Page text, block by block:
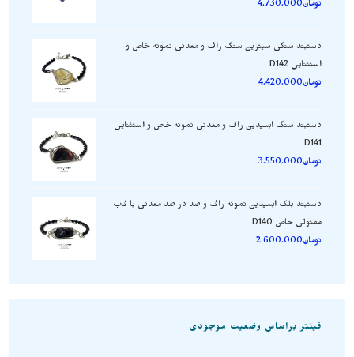
تومان4.730.000
دستبند سنگی سیترین سنگ راف و معدنی نمونه خاص و
استثنایی D142
تومان4.420.000
دستبند سنگ ابسیدین راف و معدنی نمونه خاص و استثنایی
D141
تومان3.550.000
دستبند بلک ابسیدین نمونه راف و صد در صد معدنی با قاب
مفتولی خاص D140
تومان2.600.000
فیلتر براساس وضعیت موجودی